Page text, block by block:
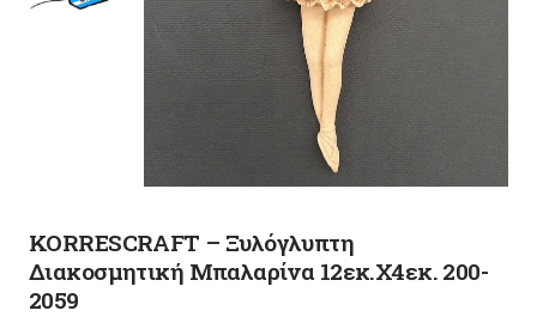
KORRESCRAFT – Ξυλόγλυπτη
Διακοσμητική Μπαλαρίνα 12εκ.Χ4εκ. 200-
2059